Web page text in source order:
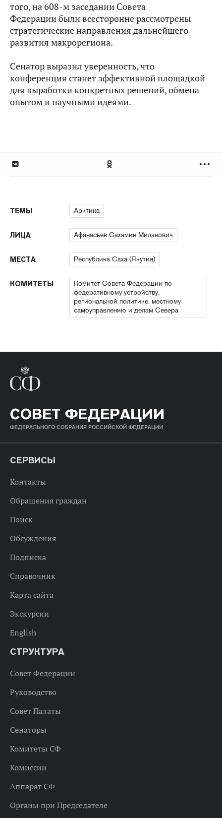
того, на 608-м заседании Совета
Федерации были всесторонне рассмотрены
стратегические направления дальнейшего
развития макрорегиона.
Сенатор выразил уверенность, что
конференция станет эффективной площадкой
для выработки конкретных решений, обмена
опытом и научными идеями.
ТЕМЫ Арктика
ЛИЦА Афанасьев Сахамин Миланович
МЕСТА Республика Саха (Якутия)
КОМИТЕТЫ
Комитет Совета Федерации по
федеративному устройству,
региональной политике, местному
самоуправлению и делам Севера
СОВЕТ ФЕДЕРАЦИИ
ФЕДЕРАЛЬНОГО СОБРАНИЯ РОССИЙСКОЙ ФЕДЕРАЦИИ
СЕРВИСЫ
Контакты
Обращения граждан
Поиск
Обсуждения
Подписка
Справочник
Карта сайта
Экскурсии
English
СТРУКТУРА
Совет Федерации
Руководство
Совет Палаты
Сенаторы
Комитеты СФ
Комиссии
Аппарат СФ
Органы при Председателе